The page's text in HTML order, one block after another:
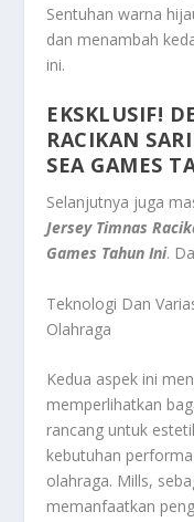
Sentuhan warna
dan menambah
ini.
EKSKLUSIF!
RACIKAN
SEA GAMES
Selanjutnya juga
Jersey Timnas
Games Tahun Ini.
Teknologi Dan
Olahraga
Kedua aspek ini
memperlihatkan
rancang untuk
kebutuhan
olahraga. Mills,
memanfaatkan